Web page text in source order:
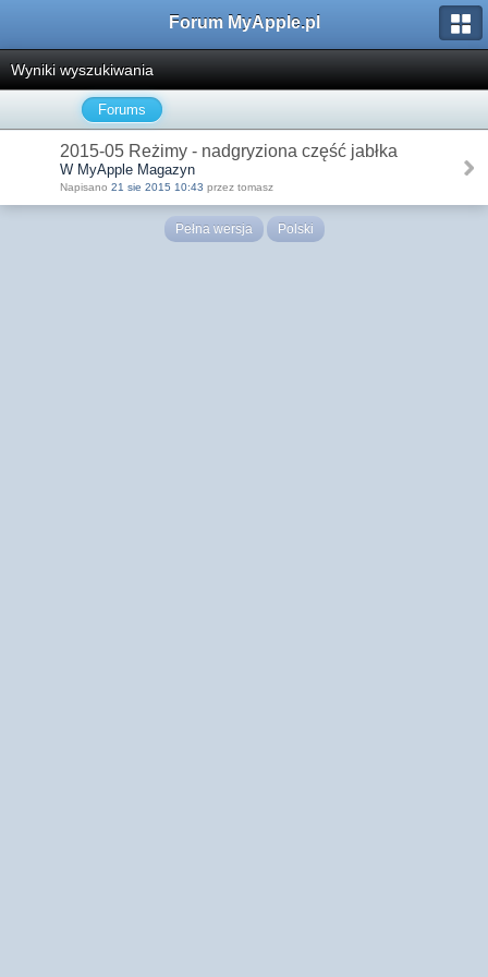
Forum MyApple.pl
Wyniki wyszukiwania
Forums
2015-05 Reżimy - nadgryziona część jabłka
W MyApple Magazyn
Napisano 21 sie 2015 10:43 przez tomasz
Pełna wersja Polski